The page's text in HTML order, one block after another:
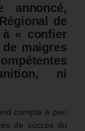
annoncé,
de
à « confier
maigres
ni
compte à peu
de succès du